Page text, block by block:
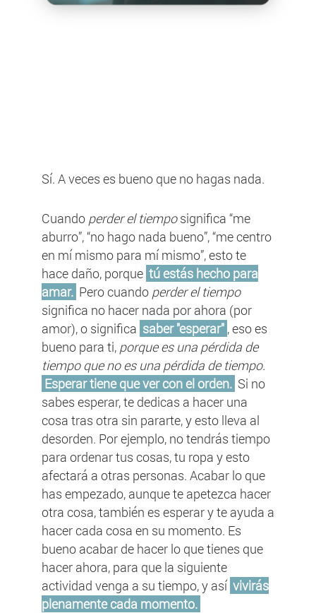
Sí. A veces es bueno que no hagas nada.
Cuando perder el tiemposignifica “me
aburro”, “no hago nada bueno”, “me centro
en mí mismo para mí mismo”, esto te
hace daño, porque tú estás hecho para
amar. Pero cuando perder el tiempo
significa no hacer nada por ahora (por
amor), o significa saber "esperar" , eso es
bueno para ti, porque es una pérdida de
tiempo que no es una pérdida de tiempo.
Esperar tiene que ver con el orden. Si no
sabes esperar, te dedicas a hacer una
cosa tras otra sin pararte, y esto lleva al
desorden. Por ejemplo, no tendrás tiempo
para ordenar tus cosas, tu ropa y esto
afectará a otras personas. Acabar lo que
has empezado, aunque te apetezca hacer
otra cosa, también es esperar y te ayuda a
hacer cada cosa en su momento. Es
bueno acabar de hacer lo que tienes que
hacer ahora, para que la siguiente
actividad venga a su tiempo, y así vivirás
plenamente cada momento.